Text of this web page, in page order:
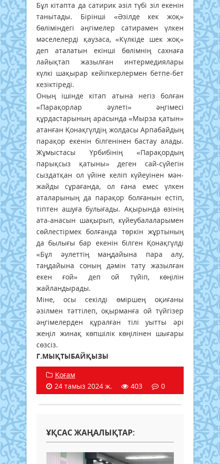
Бұл кітапта да сатирик әзіл түбі зіл екенін
танытады. Бірінші «Әзілде кек жоқ»
бөліміндегі әңгімелер сатирамен үлкен
мәселелерді қаузаса, «Күлкіде шек жоқ»
деп аталатын екінші бөлімнің сахнаға
лайықтап жазылған интермедиялары
күлкі шақырар кейіпкерлермен бетпе-бет
кезіктіреді.
Оның ішінде кітап атына негіз болған
«Парақорлар әулеті» әңгімесі
құрдастарының арасында «Мырза қатын»
атанған Қонақгүлдің жолдасы Арпабайдың
парақор екенін білгенінен бастау алады.
Жұмыстасы Үрбибінің «Парақордың
парықсыз қатыны» деген сай-сүйегін
сыздатқан ол үйіне келіп күйеуінен мән-
жайды сұрағанда, ол ғана емес үлкен
аталарының да парақор болғанын естіп,
тіптен ашуға булығады. Ақырында өзінің
ата-анасын шақырып, күйеубалаларымен
сөйлестірмек болғанда төркін жұртының
да былығы бар екенін білген Қонақгүлді
«Бұл әулеттің маңдайына пара алу,
таңдайына соның дәмін тату жазылған
екен ғой» деп ой түйіп, көңілін
жайландырады.
Міне, осы секілді өміршең оқиғаны
әзілмен тәттілеп, оқырманға ой түйгізер
әңгімелерден құралған тілі уытты әрі
жеңіл жинақ көпшілік көңілінен шығары
сөзсіз.
Г.МЫҚТЫБАЙҚЫЗЫ
Қоғам
24 тамыз 2024 ж.
403 0
ҰҚСАС ЖАҢАЛЫҚТАР: